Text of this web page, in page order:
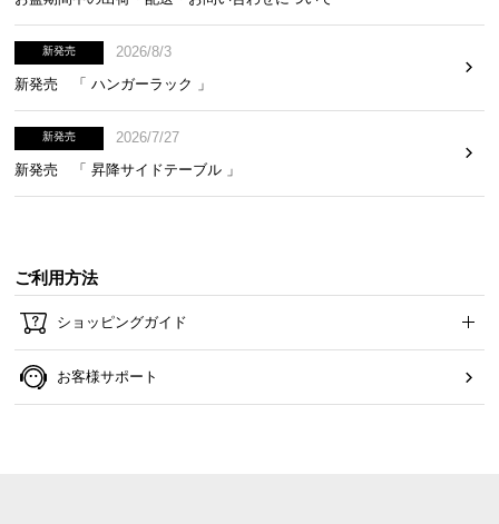
新発売
2026/8/3
新発売 「 ハンガーラック 」
新発売
2026/7/27
新発売 「 昇降サイドテーブル 」
ご利用方法
ショッピングガイド
お客様サポート